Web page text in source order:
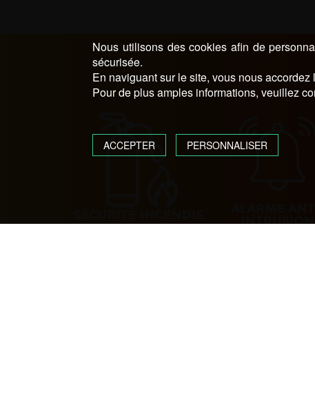
INTRUSION
Nous utilisons des cookies afin de
sécurisée.
En naviguant sur le site, vous nous
Pour de plus amples informations, veuillez
ACCEPTER PERSONNALISER